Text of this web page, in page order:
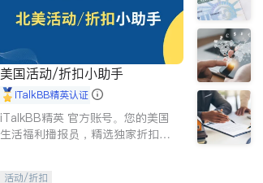
美国活动/折扣小助手
iTalkBB精英认证
iTalkBB精英 官方账号。您的美国
生活福利播报员，精选独家折扣、
活动/折扣